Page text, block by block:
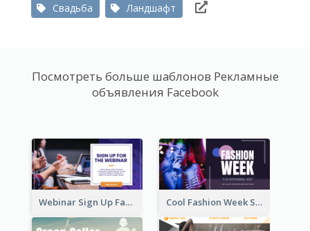
Свадьба Ландшафт
Посмотреть больше шаблонов Рекламные
объявления Facebook
Webinar Sign Up Facebook Ad Cool Fashion Week Sale Facebook Ad